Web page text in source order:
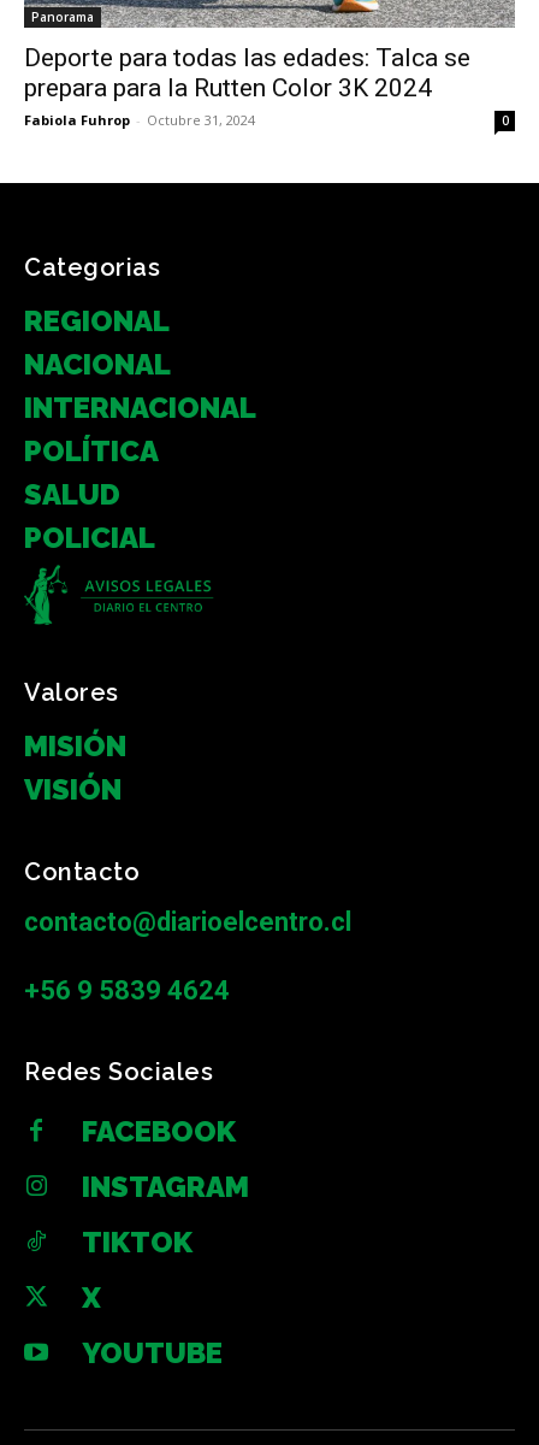
Panorama
Deporte para todas las edades: Talca se
prepara para la Rutten Color 3K 2024
Fabiola Fuhrop - Octubre 31, 2024 0
Categorias
REGIONAL
NACIONAL
INTERNACIONAL
POLÍTICA
SALUD
POLICIAL
Valores
MISIÓN
VISIÓN
Contacto
contacto@diarioelcentro.cl
+56 9 5839 4624
Redes Sociales
FACEBOOK
INSTAGRAM
TIKTOK
X
YOUTUBE